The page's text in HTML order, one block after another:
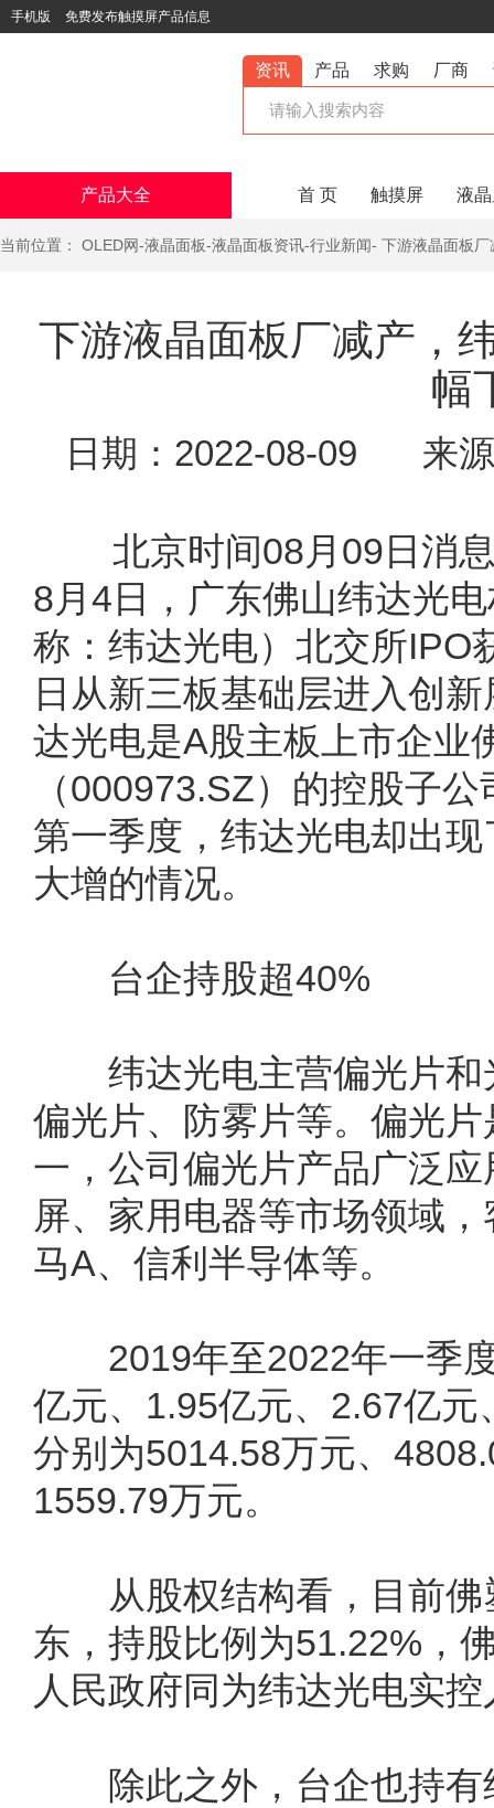
手机版 免费发布触摸屏产品信息
资讯 产品 求购 厂商
产品大全 首 页 触摸屏 液
当前位置： OLED网-液晶面板-液晶面板资讯-行业新闻- 下游液晶面板
下游液晶面板厂减产，
幅
日期：2022-08-09 来
北京时间08月09日消
8月4日，广东佛山纬达光
称：纬达光电）北交所IPO
日从新三板基础层进入创
达光电是A股主板上市企业
（000973.SZ）的控股子
第一季度，纬达光电却出
大增的情况。
台企持股超40%
纬达光电主营偏光片和
偏光片、防雾片等。偏光
一，公司偏光片产品广泛
屏、家用电器等市场领域
马A、信利半导体等。
2019年至2022年一季度
亿元、1.95亿元、2.67亿
分别为5014.58万元、
1559.79万元。
从股权结构看，目前佛
东，持股比例为51.22%，
人民政府同为纬达光电实控
除此之外，台企也持有